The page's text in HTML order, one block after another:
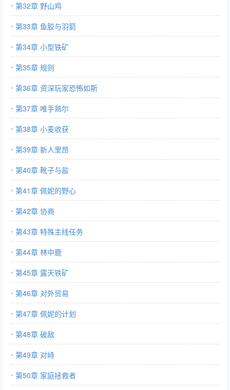
第32章 野山鸡
第33章 鱼胶与羽箭
第34章 小型铁矿
第35章 规则
第36章 资深玩家恐怖如斯
第37章 唯手熟尔
第38章 小麦收获
第39章 新人里昂
第40章 靴子与盐
第41章 佩妮的野心
第42章 协商
第43章 特殊主线任务
第44章 林中鹿
第45章 露天铁矿
第46章 对外贸易
第47章 佩妮的计划
第48章 破敌
第49章 对峙
第50章 家庭拯救者